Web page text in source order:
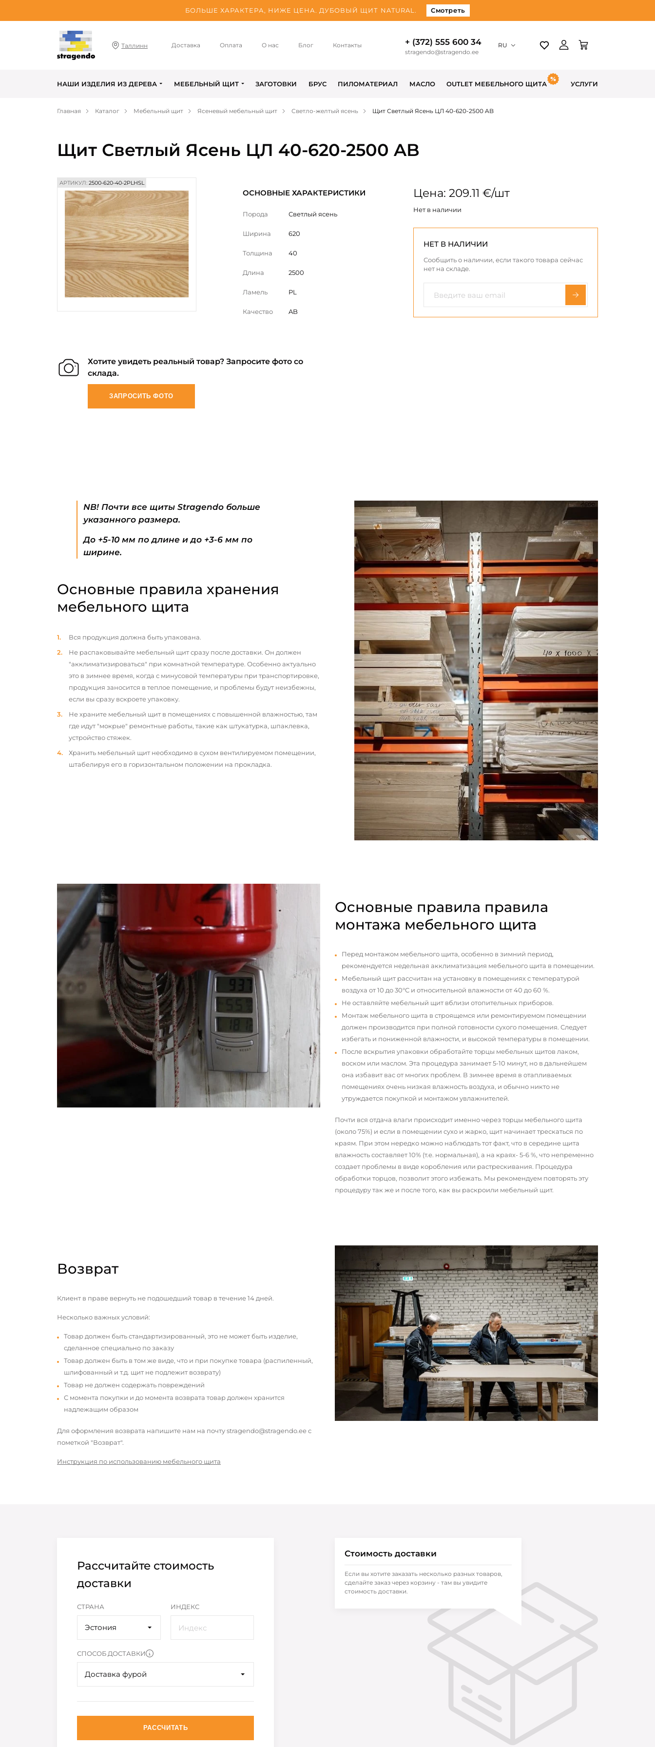
БОЛЬШЕ ХАРАКТЕРА, НИЖЕ ЦЕНА. ДУБОВЫЙ ЩИТ NATURAL. Смотреть
Таллинн Доставка Оплата О нас Блог Контакты + (372) 555 600 34
stragendo@stragendo.ee
RU
НАШИ ИЗДЕЛИЯ ИЗ ДЕРЕВА МЕБЕЛЬНЫЙ ЩИТ ЗАГОТОВКИ БРУС ПИЛОМАТЕРИАЛ МАСЛО OUTLET МЕБЕЛЬНОГО ЩИТА УСЛУГИ
Главная Каталог Мебельный щит Ясеневый мебельный щит Светло-желтый ясень Щит Светлый Ясень ЦЛ 40-620-2500 AB
Щит Светлый Ясень ЦЛ 40-620-2500 AB
АРТИКУЛ: 2500-620-40-2PLHSL
ОСНОВНЫЕ ХАРАКТЕРИСТИКИ
Порода Светлый ясень
Ширина 620
Толщина 40
Длина 2500
Ламель PL
Качество AB
Цена: 209.11 €/шт
Нет в наличии
НЕТ В НАЛИЧИИ
Сообщить о наличии, если такого товара сейчас
нет на складе.
Хотите увидеть реальный товар? Запросите фото со
склада.
ЗАПРОСИТЬ ФОТО
NB! Почти все щиты Stragendo больше
указанного размера.
До +5-10 мм по длине и до +3-6 мм по
ширине.
Основные правила хранения
мебельного щита
Вся продукция должна быть упакована.
Не распаковывайте мебельный щит сразу после доставки. Он должен
"акклиматизироваться" при комнатной температуре. Особенно актуально
это в зимнее время, когда с минусовой температуры при транспортировке,
продукция заносится в теплое помещение, и проблемы будут неизбежны,
если вы сразу вскроете упаковку.
Не храните мебельный щит в помещениях с повышенной влажностью, там
где идут "мокрые" ремонтные работы, такие как штукатурка, шпаклевка,
устройство стяжек.
Хранить мебельный щит необходимо в сухом вентилируемом помещении,
штабелируя его в горизонтальном положении на прокладка.
Основные правила правила
монтажа мебельного щита
Перед монтажом мебельного щита, особенно в зимний период,
рекомендуется недельная акклиматизация мебельного щита в помещении.
Мебельный щит рассчитан на установку в помещениях с температурой
воздуха от 10 до 30°С и относительной влажности от 40 до 60 %.
Не оставляйте мебельный щит вблизи отопительных приборов.
Монтаж мебельного щита в строящемся или ремонтируемом помещении
должен производится при полной готовности сухого помещения. Следует
избегать и пониженной влажности, и высокой температуры в помещении.
После вскрытия упаковки обработайте торцы мебельных щитов лаком,
воском или маслом. Эта процедура занимает 5-10 минут, но в дальнейшем
она избавит вас от многих проблем. В зимнее время в отапливаемых
помещениях очень низкая влажность воздуха, и обычно никто не
утруждается покупкой и монтажом увлажнителей.
Почти вся отдача влаги происходит именно через торцы мебельного щита
(около 75%) и если в помещении сухо и жарко, щит начинает трескаться по
краям. При этом нередко можно наблюдать тот факт, что в середине щита
влажность составляет 10% (т.е. нормальная), а на краях- 5-6 %, что непременно
создает проблемы в виде коробления или растрескивания. Процедура
обработки торцов, позволит этого избежать. Мы рекомендуем повторять эту
процедуру так же и после того, как вы раскроили мебельный щит.
Возврат
Клиент в праве вернуть не подошедший товар в течение 14 дней.
Несколько важных условий:
Товар должен быть стандартизированный, это не может быть изделие,
сделанное специально по заказу
Товар должен быть в том же виде, что и при покупке товара (распиленный,
шлифованный и т.д. щит не подлежит возврату)
Товар не должен содержать повреждений
С момента покупки и до момента возврата товар должен хранится
надлежащим образом
Для оформления возврата напишите нам на почту stragendo@stragendo.ee с
пометкой "Возврат".
Инструкция по использованию мебельного щита
Рассчитайте стоимость
доставки
СТРАНА
Эстония
ИНДЕКС
СПОСОБ ДОСТАВКИ
Доставка фурой
РАССЧИТАТЬ
Стоимость доставки
Если вы хотите заказать несколько разных товаров,
сделайте заказ через корзину - там вы увидите
стоимость доставки.